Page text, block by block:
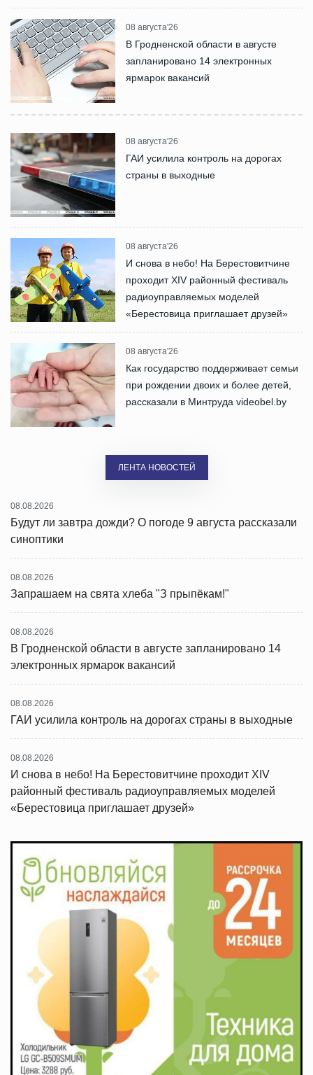
08 августа'26
В Гродненской области в августе
запланировано 14 электронных
ярмарок вакансий
08 августа'26
ГАИ усилила контроль на дорогах
страны в выходные
08 августа'26
И снова в небо! На Берестовитчине
проходит XIV районный фестиваль
радиоуправляемых моделей
«Берестовица приглашает друзей»
08 августа'26
Как государство поддерживает семьи
при рождении двоих и более детей,
рассказали в Минтруда videobel.by
ЛЕНТА НОВОСТЕЙ
08.08.2026
Будут ли завтра дожди? О погоде 9 августа рассказали
синоптики
08.08.2026
Запрашаем на свята хлеба "З прыпёкам!"
08.08.2026
В Гродненской области в августе запланировано 14
электронных ярмарок вакансий
08.08.2026
ГАИ усилила контроль на дорогах страны в выходные
08.08.2026
И снова в небо! На Берестовитчине проходит XIV
районный фестиваль радиоуправляемых моделей
«Берестовица приглашает друзей»